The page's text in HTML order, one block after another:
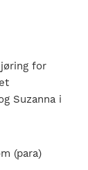
for
Suzanna i
(para)